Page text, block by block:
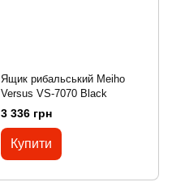
Ящик рибальський Meiho
Versus VS-7070 Black
3 336 грн
Купити